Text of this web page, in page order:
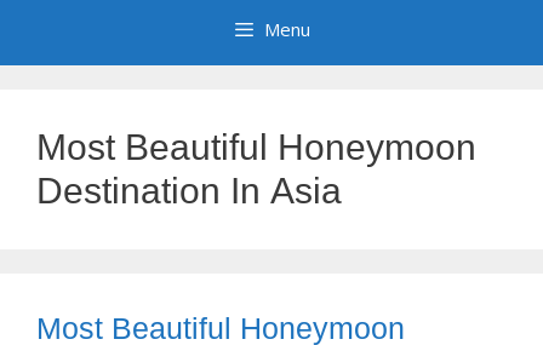
Menu
Most Beautiful Honeymoon
Destination In Asia
Most Beautiful Honeymoon